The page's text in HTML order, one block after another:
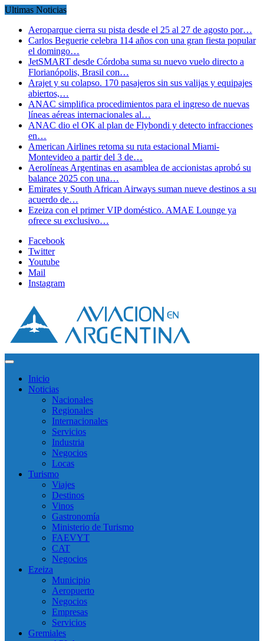
Ultimas Noticias
Aeroparque cierra su pista desde el 25 al 27 de agosto por…
Carlos Beguerie celebra 114 años con una gran fiesta popular
el domingo…
JetSMART desde Córdoba suma su nuevo vuelo directo a
Florianópolis, Brasil con…
Arajet y su colapso. 170 pasajeros sin sus valijas y equipajes
abiertos,…
ANAC simplifica procedimientos para el ingreso de nuevas
líneas aéreas internacionales al…
ANAC dio el OK al plan de Flybondi y detecto infracciones
en…
American Airlines retoma su ruta estacional Miami-
Montevideo a partir del 3 de…
Aerolíneas Argentinas en asamblea de accionistas aprobó su
balance 2025 con una…
Emirates y South African Airways suman nueve destinos a su
acuerdo de…
Ezeiza con el primer VIP doméstico. AMAE Lounge ya
ofrece su exclusivo…
Facebook
Twitter
Youtube
Mail
Instagram
Inicio
Noticias
Nacionales
Regionales
Internacionales
Servicios
Industria
Negocios
Locas
Turismo
Viajes
Destinos
Vinos
Gastronomía
Ministerio de Turismo
FAEVYT
CAT
Negocios
Ezeiza
Municipio
Aeropuerto
Negocios
Empresas
Servicios
Gremiales